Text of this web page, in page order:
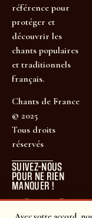
référence pour
protéger et
découvrir les
chants populaires
et traditionnels
français.
Chants de France
© 2025
Tous droits
réservés
SUIVEZ-NOUS
POUR NE RIEN
MANQUER !